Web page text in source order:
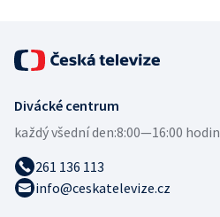
Divácké centrum
každý všední den:8:00—16:00 hodin
261 136 113
info@ceskatelevize.cz